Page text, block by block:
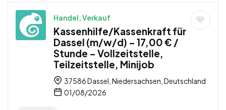
Handel, Verkauf
Kassenhilfe/Kassenkraft für
Dassel (m/w/d) – 17,00 € /
Stunde – Vollzeitstelle,
Teilzeitstelle, Minijob
37586 Dassel, Niedersachsen, Deutschland
01/08/2026